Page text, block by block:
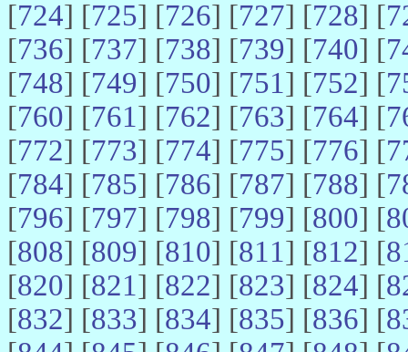
[724] [725] [726] [727] [728] [
[736] [737] [738] [739] [740] [
[748] [749] [750] [751] [752] [
[760] [761] [762] [763] [764] [
[772] [773] [774] [775] [776] [
[784] [785] [786] [787] [788] [
[796] [797] [798] [799] [800] [
[808] [809] [810] [811] [812] [
[820] [821] [822] [823] [824] [
[832] [833] [834] [835] [836] [